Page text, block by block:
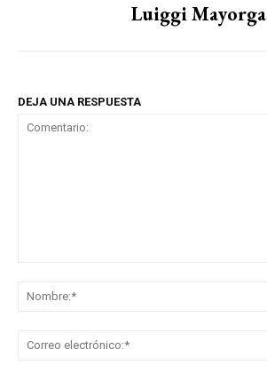
Luiggi Mayorga
DEJA UNA RESPUESTA